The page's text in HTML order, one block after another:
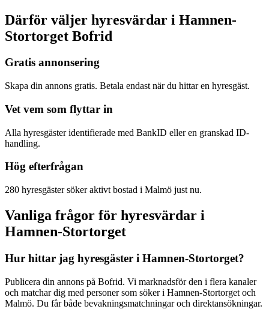
Därför väljer hyresvärdar i Hamnen-
Stortorget Bofrid
Gratis annonsering
Skapa din annons gratis. Betala endast när du hittar en hyresgäst.
Vet vem som flyttar in
Alla hyresgäster identifierade med BankID eller en granskad ID-
handling.
Hög efterfrågan
280 hyresgäster söker aktivt bostad i Malmö just nu.
Vanliga frågor för hyresvärdar i
Hamnen-Stortorget
Hur hittar jag hyresgäster i Hamnen-Stortorget?
Publicera din annons på Bofrid. Vi marknadsför den i flera kanaler
och matchar dig med personer som söker i Hamnen-Stortorget och
Malmö. Du får både bevakningsmatchningar och direktansökningar.